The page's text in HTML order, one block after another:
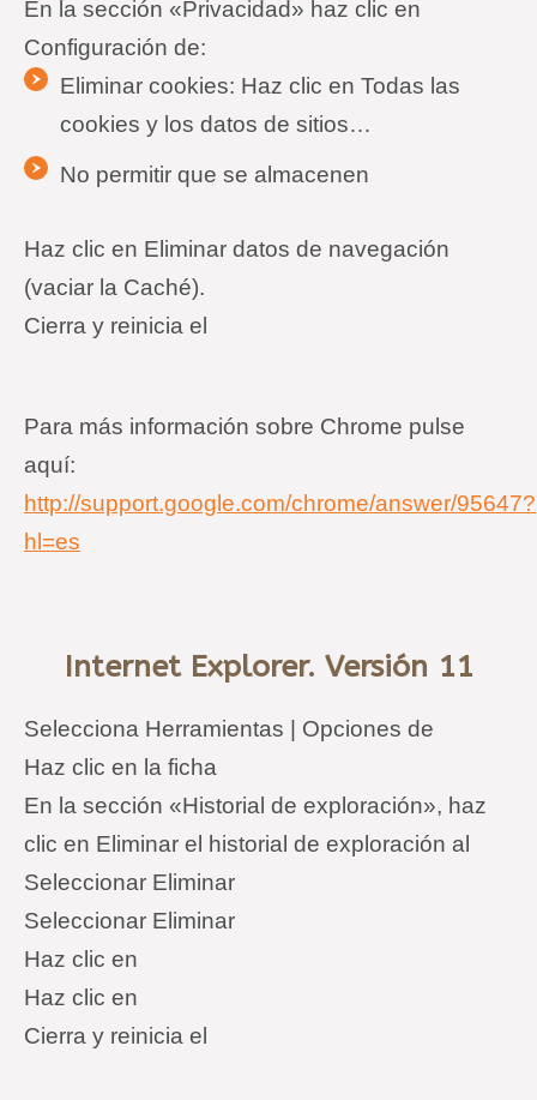
En la sección «Privacidad» haz clic en
Configuración de:
Eliminar cookies: Haz clic en Todas las
cookies y los datos de sitios…
No permitir que se almacenen
Haz clic en Eliminar datos de navegación
(vaciar la Caché).
Cierra y reinicia el
Para más información sobre Chrome pulse
aquí:
http://support.google.com/chrome/answer/95647?
hl=es
Internet Explorer. Versión 11
Selecciona Herramientas | Opciones de
Haz clic en la ficha
En la sección «Historial de exploración», haz
clic en Eliminar el historial de exploración al
Seleccionar Eliminar
Seleccionar Eliminar
Haz clic en
Haz clic en
Cierra y reinicia el